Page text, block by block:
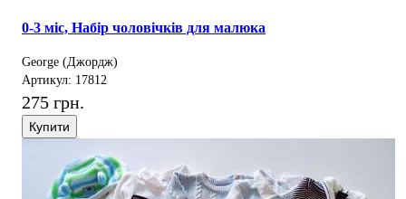
0-3 міс, Набір чоловічків для малюка
George (Джордж)
Артикул: 17812
275 грн.
Купити